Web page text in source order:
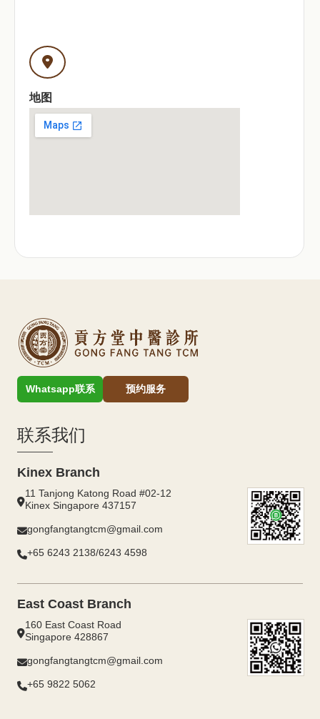
地图
Whatsapp联系 预约服务
联系我们
Kinex Branch
11 Tanjong Katong Road #02-12
Kinex Singapore 437157
gongfangtangtcm@gmail.com
+65 6243 2138/6243 4598
East Coast Branch
160 East Coast Road
Singapore 428867
gongfangtangtcm@gmail.com
+65 9822 5062